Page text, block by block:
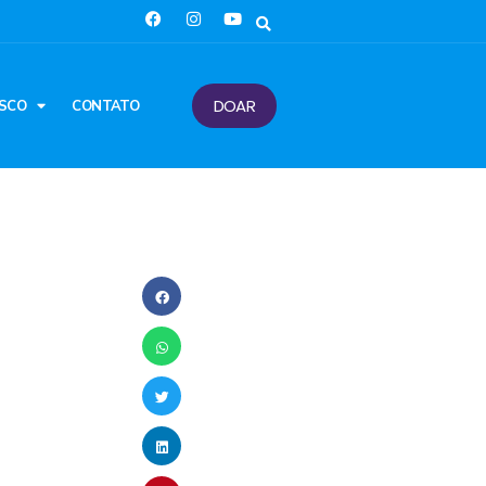
CONTATO DOAR